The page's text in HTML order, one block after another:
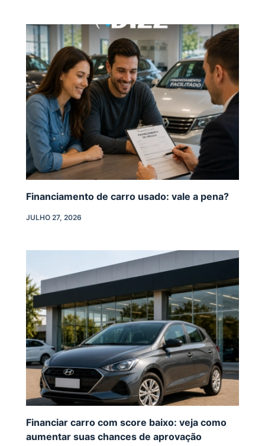
Financiamento de carro usado: vale a pena?
JULHO 27, 2026
Financiar carro com score baixo: veja como
aumentar suas chances de aprovação